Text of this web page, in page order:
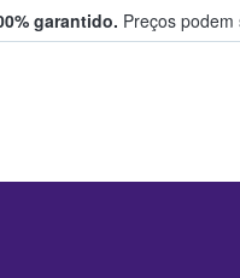
garantido. Preços